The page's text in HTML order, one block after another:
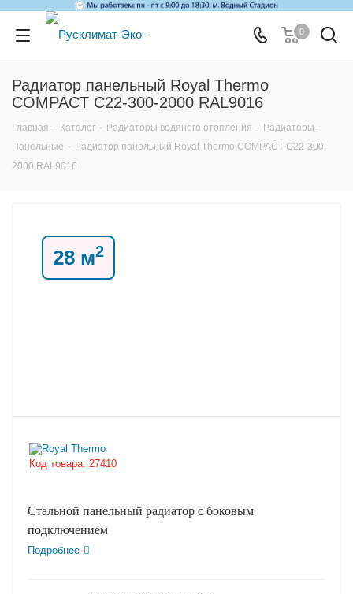
0
Радиатор панельный Royal Thermo
COMPACT C22-300-2000 RAL9016
Главная - Каталог - Радиаторы водяного отопления - Радиаторы -
Панельные - Радиатор панельный Royal Thermo COMPACT C22-300-
2000 RAL9016
28 м2
Код товара: 27410
Стальной панельный радиатор с боковым
подключением
Подробнее